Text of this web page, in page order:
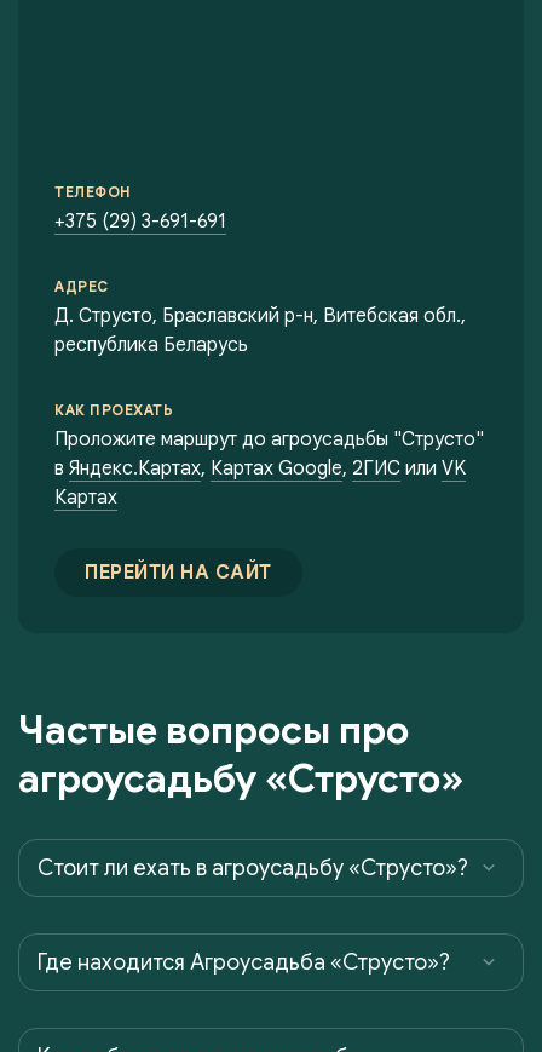
ТЕЛЕФОН
+375 (29) 3-691-691
АДРЕС
Д. Струсто, Браславский р-н, Витебская обл.,
республика Беларусь
КАК ПРОЕХАТЬ
Проложите маршрут до агроусадьбы "Струсто"
в Яндекс.Картах, Картах Google, 2ГИС или VK
Картах
ПЕРЕЙТИ НА САЙТ
Частые вопросы про
агроусадьбу «Струсто»
Cтоит ли ехать в агроусадьбу «Струсто»?
Где находится Агроусадьба «Струсто»?